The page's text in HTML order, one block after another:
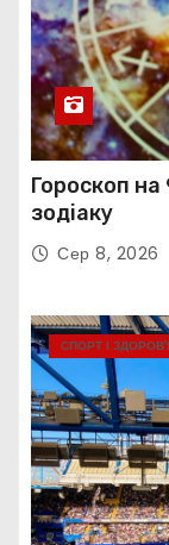
Гороскоп на
зодіаку
Сер 8, 2026
СПОРТ І